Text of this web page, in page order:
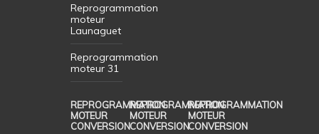
Reprogrammation
moteur
Launaguet
Reprogrammation
moteur 31
REPROGRAMMATION
MOTEUR
CONVERSION
REPROGRAMMATION
MOTEUR
CONVERSION
REPROGRAMMATION
MOTEUR
CONVERSION